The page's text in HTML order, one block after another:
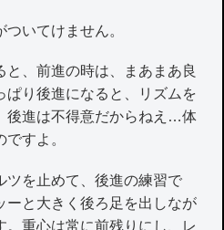
いてけません。
、前進の時は、まあまあ良
ぱり後進になると、リズムを
後進は不得意だからねえ…体
すよ。
を止めて、後進の練習で
ーと大きく後ろ足を出しなが
。重心は常に前残りにし、レ